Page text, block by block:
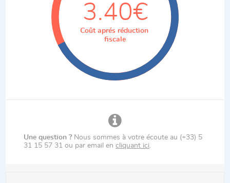
3.40€
Coût aprés réduction
fiscale
Une question ? Nous sommes à votre écoute au (+33) 5
31 15 57 31 ou par email encliquant ici.